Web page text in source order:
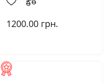
1200.00 грн.